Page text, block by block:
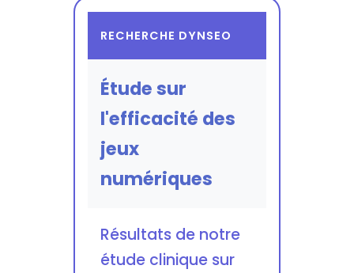
RECHERCHE DYNSEO
Étude sur
l'efficacité des
jeux
numériques
Résultats de notre
étude clinique sur